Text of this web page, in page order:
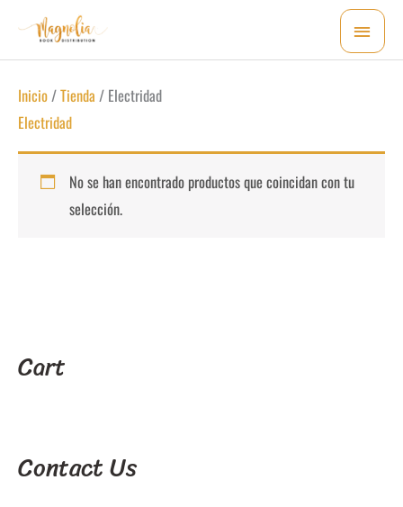
contenido
Inicio/Tienda / Electridad
Electridad
No se han encontrado productos que coincidan con tu
selección.
Cart
Contact Us